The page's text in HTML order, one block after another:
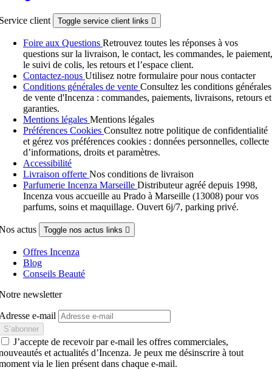
client Toggle service client links 
Foire aux Questions Retrouvez toutes les réponses à vos
questions sur la livraison, le contact, les commandes, le paiement,
le suivi de colis, les retours et l’espace client.
Contactez-nous Utilisez notre formulaire pour nous contacter
Conditions générales de vente Consultez les conditions générales
de vente d'Incenza : commandes, paiements, livraisons, retours et
garanties.
Mentions légales Mentions légales
Préférences Cookies Consultez notre politique de confidentialité
et gérez vos préférences cookies : données personnelles, collecte
d’informations, droits et paramètres.
Accessibilité
Livraison offerte Nos conditions de livraison
Parfumerie Incenza Marseille Distributeur agréé depuis 1998,
Incenza vous accueille au Prado à Marseille (13008) pour vos
parfums, soins et maquillage. Ouvert 6j/7, parking privé.
actus Toggle nos actus links 
Offres Incenza
Blog
Conseils Beauté
newsletter
e-mail
J’accepte de recevoir par e-mail les offres commerciales,
et actualités d’Incenza. Je peux me désinscrire à tout
via le lien présent dans chaque e-mail.